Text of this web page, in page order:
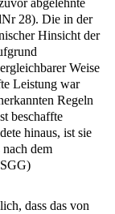
28). Die in der
Hinsicht der
Weise
Leistung war
Regeln
beschaffte
hinaus, ist sie
dem
SGG)
dass das von